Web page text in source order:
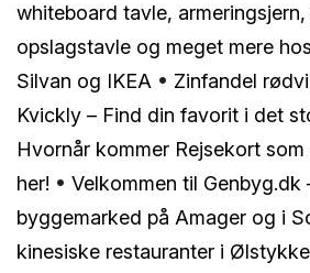
whiteboard tavle,
opslagstavle og meget mere
Silvan og IKEA • Zinfandel
Kvickly – Find din favorit i det
Hvornår kommer Rejsekort
her! • Velkommen til Genbyg.dk
byggemarked på Amager og i
kinesiske restauranter i